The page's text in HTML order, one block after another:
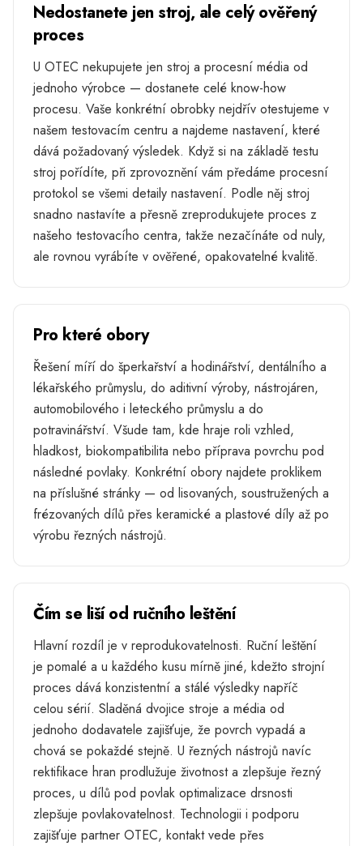
Nedostanete jen stroj, ale celý ověřený
proces
U OTEC nekupujete jen stroj a procesní média od
jednoho výrobce — dostanete celé know-how
procesu. Vaše konkrétní obrobky nejdřív otestujeme v
našem testovacím centru a najdeme nastavení, které
dává požadovaný výsledek. Když si na základě testu
stroj pořídíte, při zprovoznění vám předáme procesní
protokol se všemi detaily nastavení. Podle něj stroj
snadno nastavíte a přesně zreprodukujete proces z
našeho testovacího centra, takže nezačínáte od nuly,
ale rovnou vyrábíte v ověřené, opakovatelné kvalitě.
Pro které obory
Řešení míří do šperkařství a hodinářství, dentálního a
lékařského průmyslu, do aditivní výroby, nástrojáren,
automobilového i leteckého průmyslu a do
potravinářství. Všude tam, kde hraje roli vzhled,
hladkost, biokompatibilita nebo příprava povrchu pod
následné povlaky. Konkrétní obory najdete proklikem
na příslušné stránky — od lisovaných, soustružených a
frézovaných dílů přes keramické a plastové díly až po
výrobu řezných nástrojů.
Čím se liší od ručního leštění
Hlavní rozdíl je v reprodukovatelnosti. Ruční leštění
je pomalé a u každého kusu mírně jiné, kdežto strojní
proces dává konzistentní a stálé výsledky napříč
celou sérií. Sladěná dvojice stroje a média od
jednoho dodavatele zajišťuje, že povrch vypadá a
chová se pokaždé stejně. U řezných nástrojů navíc
rektifikace hran prodlužuje životnost a zlepšuje řezný
proces, u dílů pod povlak optimalizace drsnosti
zlepšuje povlakovatelnost. Technologii i podporu
zajišťuje partner OTEC, kontakt vede přes